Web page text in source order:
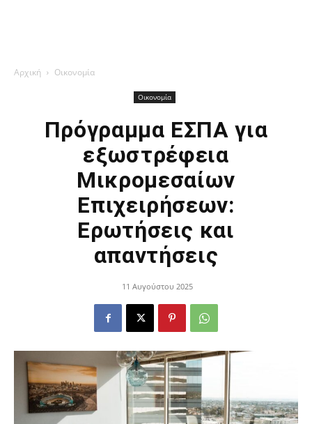
Αρχική Οικονομία
Οικονομία
Πρόγραμμα ΕΣΠΑ για
εξωστρέφεια
Μικρομεσαίων
Επιχειρήσεων:
Ερωτήσεις και
απαντήσεις
11 Αυγούστου 2025